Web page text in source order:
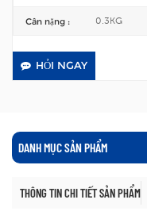
Cân nặng : 0.3KG
HỎI NGAY
DANH MỤC SẢN PHẨM
THÔNG TIN CHI TIẾT SẢN PHẨM